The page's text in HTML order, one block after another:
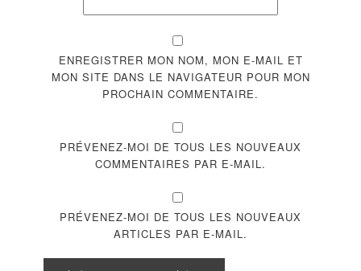
ENREGISTRER MON NOM, MON E-MAIL ET
MON SITE DANS LE NAVIGATEUR POUR MON
PROCHAIN COMMENTAIRE.
PRÉVENEZ-MOI DE TOUS LES NOUVEAUX
COMMENTAIRES PAR E-MAIL.
PRÉVENEZ-MOI DE TOUS LES NOUVEAUX
ARTICLES PAR E-MAIL.